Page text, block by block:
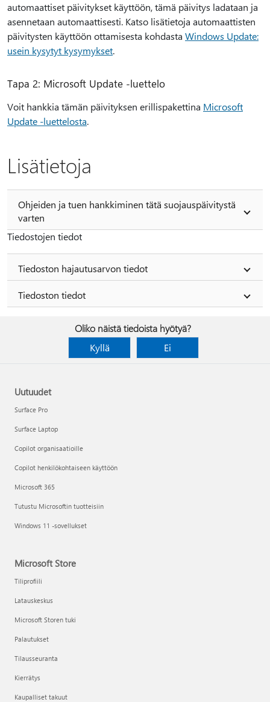
automaattiset päivitykset käyttöön, tämä päivitys ladataan ja
asennetaan automaattisesti. Katso lisätietoja automaattisten
päivitysten käyttöön ottamisesta kohdasta Windows Update:
usein kysytyt kysymykset.
Tapa 2: Microsoft Update -luettelo
Voit hankkia tämän päivityksen erillispakettina Microsoft
Update -luettelosta.
Lisätietoja
Ohjeiden ja tuen hankkiminen tätä suojauspäivitystä
varten
Tiedostojen tiedot
Tiedoston hajautusarvon tiedot
Tiedoston tiedot
Oliko näistä tiedoista hyötyä?
Kyllä
Ei
Uutuudet
Surface Pro
Surface Laptop
Copilot organisaatioille
Copilot henkilökohtaiseen käyttöön
Microsoft 365
Tutustu Microsoftin tuotteisiin
Windows 11 -sovellukset
Microsoft Store
Tiliprofiili
Latauskeskus
Microsoft Storen tuki
Palautukset
Tilausseuranta
Kierrätys
Kaupalliset takuut